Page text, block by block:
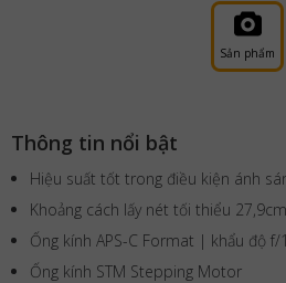
Sản phẩm
Thông tin nổi bật
Hiệu suất tốt trong điều kiện ánh
Khoảng cách lấy nét tối thiểu 27,9cm
Ống kính APS-C Format | khẩu độ
Ống kính STM Stepping Motor